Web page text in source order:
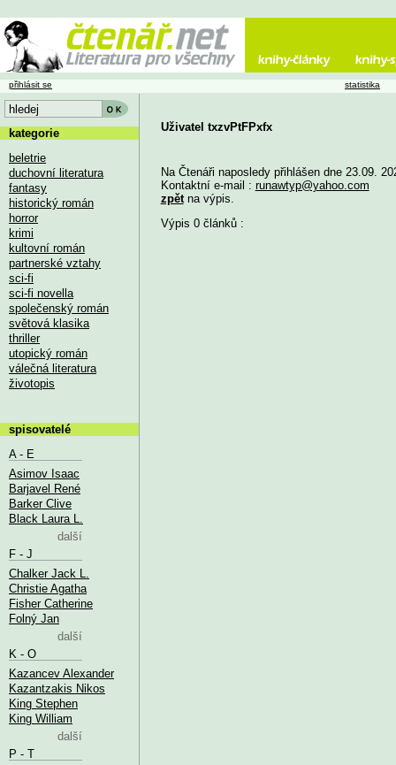
Uživatel txzvPtFPxfx
Na Čtenáři naposledy přihlášen dne 23.09.
Kontaktní e-mail : runawtyp@yahoo.com
zpětna výpis.
Výpis 0 článků :
přihlásit se statistika
kategorie
beletrie
duchovní literatura
fantasy
historický román
horror
krimi
kultovní román
partnerské vztahy
sci-fi
sci-fi novella
společenský román
světová klasika
thriller
utopický román
válečná literatura
životopis
spisovatelé
A - E
Asimov Isaac
Barjavel René
Barker Clive
Black Laura L.
další
F - J
Chalker Jack L.
Christie Agatha
Fisher Catherine
Folný Jan
další
K - O
Kazancev Alexander
Kazantzakis Nikos
King Stephen
King William
další
P - T